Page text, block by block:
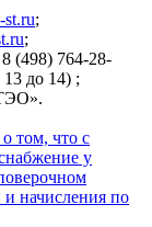
st.ru;
;
(498) 764-28-
до 14) ;
что с
у
и начисления по